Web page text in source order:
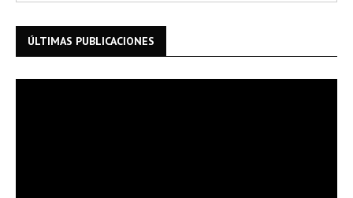
ÚLTIMAS PUBLICACIONES